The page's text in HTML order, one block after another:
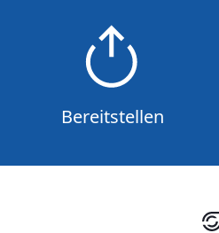
Bereitstellen